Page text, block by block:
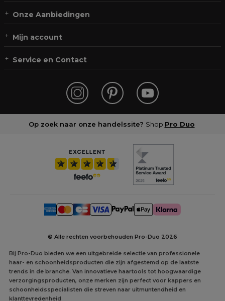
Onze Aanbiedingen
Mijn account
Service en Contact
Op zoek naar onze handelssite? Shop Pro Duo
© Alle rechten voorbehouden Pro-Duo 2026
Bij Pro-Duo bieden we een uitgebreide selectie van professionele
haar- en schoonheidsproducten die zijn afgestemd op de laatste
trends in de branche. Van innovatieve haartools tot hoogwaardige
verzorgingsproducten, onze merken zijn perfect voor kappers en
schoonheidsspecialisten die streven naar uitmuntendheid en
klanttevredenheid